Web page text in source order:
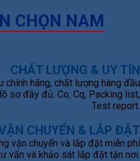
CHỌN NAM
CHẤT LƯỢNG & UY TÍN
hãng, chất lượng hàng đầu
sơ đầy đủ: Co, Cq, Packing list,
Test report.
CHUYỂN & LẮP ĐẶT
vận chuyển và lắp đặt miễn phí
vấn và khảo sát lắp đặt tận nơi.